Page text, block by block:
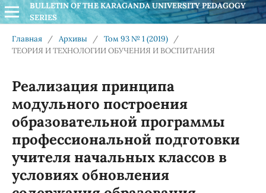
BULLETIN OF THE KARAGANDA UNIVERSITY PEDAGOGY
SERIES
Главная / Архивы / Том 93 № 1 (2019)
/
ТЕОРИЯ И ТЕХНОЛОГИИ ОБУЧЕНИЯ И ВОСПИТАНИЯ
Реализация принципа
модульного построения
образовательной программы
профессиональной подготовки
учителя начальных классов в
условиях обновления